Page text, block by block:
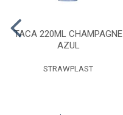
TACA 220ML CHAMPAGNE
AZUL
STRAWPLAST